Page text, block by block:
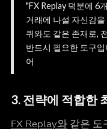
"FX Replay 덕분에 6
거래에 나설 자신감
퀴와도 같은 존재로,
반드시 필요한 도구
어
3. 전략에 적합한
FX Replay와같은 도